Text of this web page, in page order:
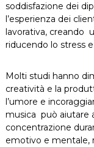
soddisfazione dei
l’esperienza dei
lavorativa, creando
riducendo lo stress
Molti studi hanno
creatività e la
l’umore e
musica può aiutare
concentrazione
emotivo e mentale,